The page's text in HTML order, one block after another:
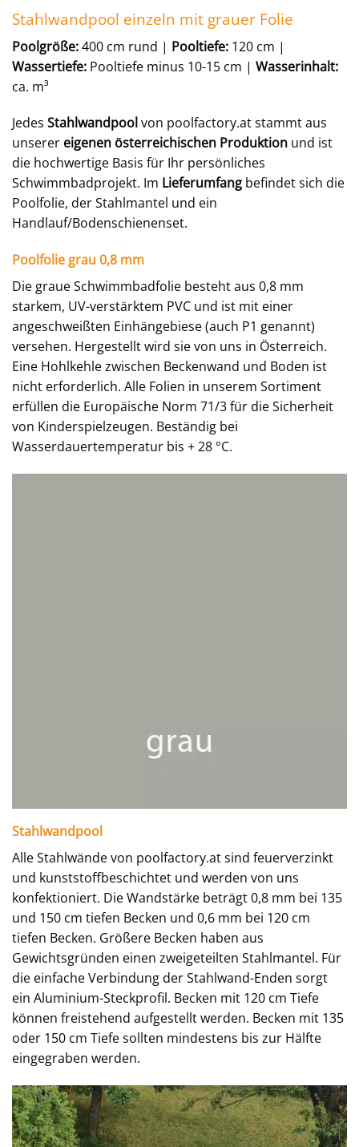
Stahlwandpool einzeln mit grauer Folie
Poolgröße:400 cm rund | Pooltiefe: 120 cm |
Wassertiefe: Pooltiefe minus 10-15 cm | Wasserinhalt:
ca. m³
Jedes Stahlwandpoolvon poolfactory.at stammt aus
unserer eigenen österreichischen Produktion und ist
die hochwertige Basis für Ihr persönliches
Schwimmbadprojekt. Im Lieferumfang befindet sich die
Poolfolie, der Stahlmantel und ein
Handlauf/Bodenschienenset.
Poolfolie grau 0,8 mm
Die graue Schwimmbadfolie besteht aus 0,8 mm
starkem, UV-verstärktem PVC und ist mit einer
angeschweißten Einhängebiese (auch P1 genannt)
versehen. Hergestellt wird sie von uns in Österreich.
Eine Hohlkehle zwischen Beckenwand und Boden ist
nicht erforderlich. Alle Folien in unserem Sortiment
erfüllen die Europäische Norm 71/3 für die Sicherheit
von Kinderspielzeugen. Beständig bei
Wasserdauertemperatur bis + 28 °C.
Stahlwandpool
Alle Stahlwände von poolfactory.at sind feuerverzinkt
und kunststoffbeschichtet und werden von uns
konfektioniert. Die Wandstärke beträgt 0,8 mm bei 135
und 150 cm tiefen Becken und 0,6 mm bei 120 cm
tiefen Becken. Größere Becken haben aus
Gewichtsgründen einen zweigeteilten Stahlmantel. Für
die einfache Verbindung der Stahlwand-Enden sorgt
ein Aluminium-Steckprofil. Becken mit 120 cm Tiefe
können freistehend aufgestellt werden. Becken mit 135
oder 150 cm Tiefe sollten mindestens bis zur Hälfte
eingegraben werden.